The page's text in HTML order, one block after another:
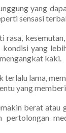
yang
sensasi
rasa,
yang
kaki.
lama,
yang
berat atau
pertolongan